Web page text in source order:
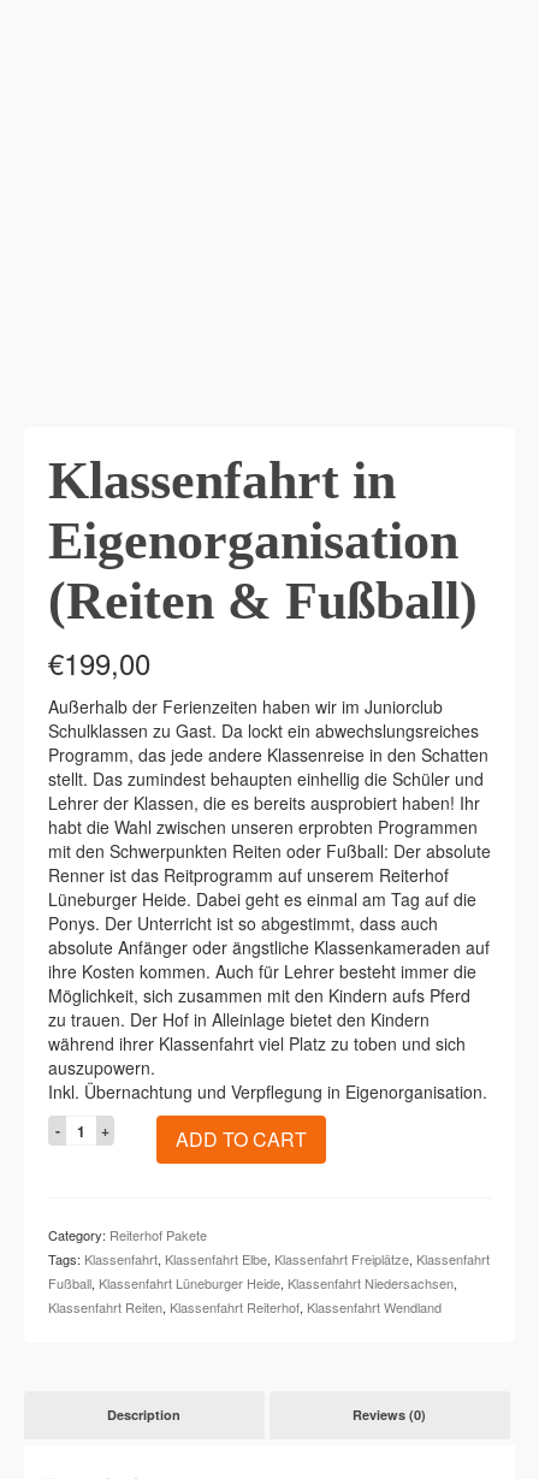
Klassenfahrt in
Eigenorganisation
(Reiten & Fußball)
€199,00
Außerhalb der Ferienzeiten haben wir im Juniorclub
Schulklassen zu Gast. Da lockt ein abwechslungsreiches
Programm, das jede andere Klassenreise in den Schatten
stellt. Das zumindest behaupten einhellig die Schüler und
Lehrer der Klassen, die es bereits ausprobiert haben! Ihr
habt die Wahl zwischen unseren erprobten Programmen
mit den Schwerpunkten Reiten oder Fußball: Der absolute
Renner ist das Reitprogramm auf unserem Reiterhof
Lüneburger Heide. Dabei geht es einmal am Tag auf die
Ponys. Der Unterricht ist so abgestimmt, dass auch
absolute Anfänger oder ängstliche Klassenkameraden auf
ihre Kosten kommen. Auch für Lehrer besteht immer die
Möglichkeit, sich zusammen mit den Kindern aufs Pferd
zu trauen. Der Hof in Alleinlage bietet den Kindern
während ihrer Klassenfahrt viel Platz zu toben und sich
auszupowern.
Inkl. Übernachtung und Verpflegung in Eigenorganisation.
Klassenfahrt
in
Fußball)
quantity
ADD TO CART
Category: Reiterhof Pakete
Tags: Klassenfahrt, Klassenfahrt Elbe, Klassenfahrt Freiplätze, Klassenfahrt
Fußball, Klassenfahrt Lüneburger Heide, Klassenfahrt Niedersachsen,
Klassenfahrt Reiten, Klassenfahrt Reiterhof, Klassenfahrt Wendland
Description Reviews (0)